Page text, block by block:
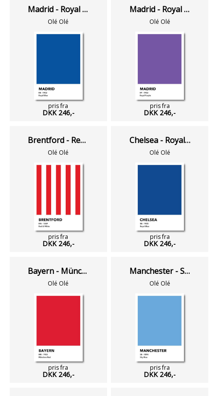
Madrid - Royal Blue
Olé Olé
pris fra
DKK 246,-
Madrid - Royal Purple
Olé Olé
pris fra
DKK 246,-
Brentford - Red & White
Olé Olé
pris fra
DKK 246,-
Chelsea - Royal Blue
Olé Olé
pris fra
DKK 246,-
Bayern - München Red
Olé Olé
pris fra
DKK 246,-
Manchester - Sky Blue
Olé Olé
pris fra
DKK 246,-